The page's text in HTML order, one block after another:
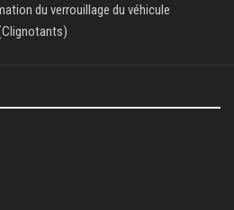
du verrouillage du véhicule